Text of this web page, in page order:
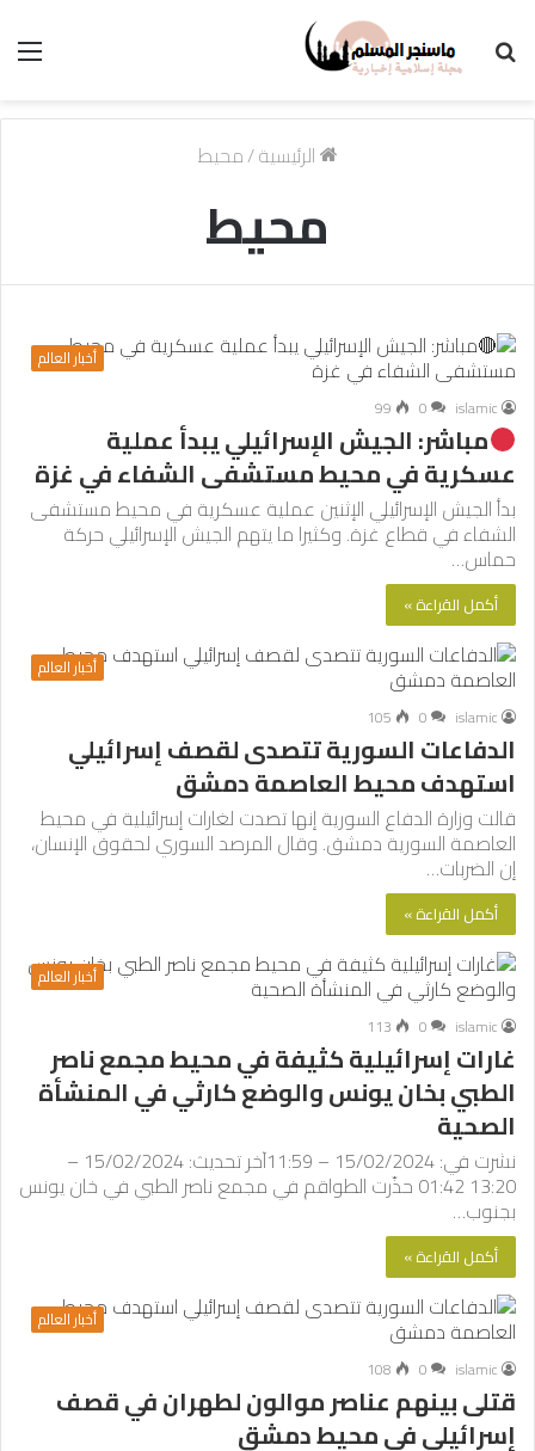
الرئيسية/محيط
محيط
أخبار العالم
islamic
0
99
مباشر: الجيش الإسرائيلي يبدأ عملية
عسكرية في محيط مستشفى الشفاء في غزة
بدأ الجيش الإسرائيلي الإثنين عملية عسكرية في محيط مستشفى
الشفاء في قطاع غزة. وكثيرا ما يتهم الجيش الإسرائيلي حركة
حماس…
أكمل القراءة »
أخبار العالم
islamic
0
105
الدفاعات السورية تتصدى لقصف إسرائيلي
استهدف محيط العاصمة دمشق
قالت وزارة الدفاع السورية إنها تصدت لغارات إسرائيلية في محيط
العاصمة السورية دمشق. وقال المرصد السوري لحقوق الإنسان،
إن الضربات…
أكمل القراءة »
أخبار العالم
islamic
0
113
غارات إسرائيلية كثيفة في محيط مجمع ناصر
الطبي بخان يونس والوضع كارثي في المنشأة
الصحية
نشرت في: 15/02/2024 – 11:59آخر تحديث: 15/02/2024 –
13:20 01:42 حذّرت الطواقم في مجمع ناصر الطبي في خان يونس
بجنوب…
أكمل القراءة »
أخبار العالم
islamic
0
108
قتلى بينهم عناصر موالون لطهران في قصف
إسرائيلي في محيط دمشق